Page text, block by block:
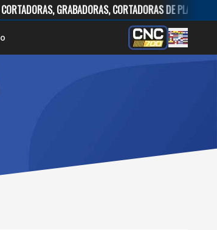
DE PLASMA Y LÁSER...